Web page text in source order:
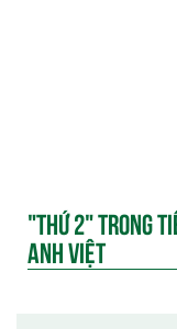
"THỨ 2" TRONG
ANH VIỆT